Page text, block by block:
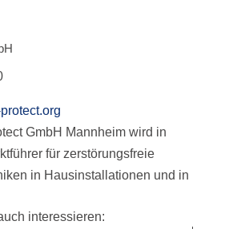
GmbH Mannheim wird in
für zerstörungsfreie
in Hausinstallationen und in
interessieren: